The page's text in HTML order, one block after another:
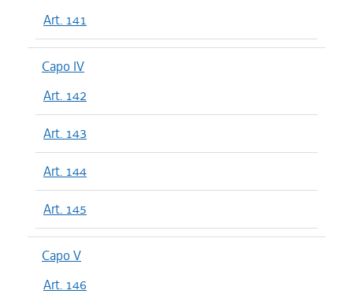
Art. 141
Capo IV
Art. 142
Art. 143
Art. 144
Art. 145
Capo V
Art. 146